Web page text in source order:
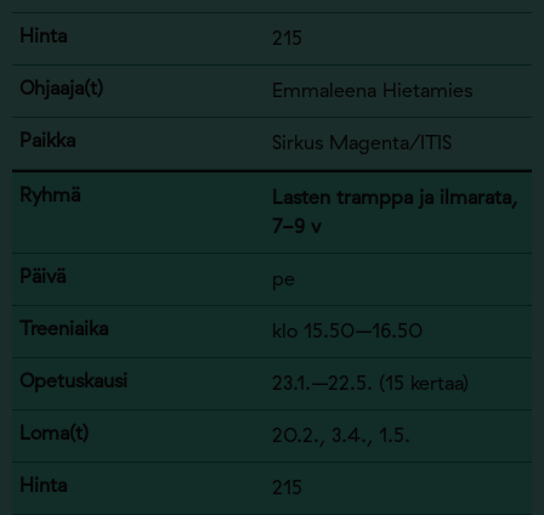
215
Emmaleena Hietamies
Sirkus Magenta/ITIS
Lasten tramppa ja ilmarata,
7-9 v
pe
klo 15.50–16.50
23.1.–22.5. (15 kertaa)
20.2., 3.4., 1.5.
215